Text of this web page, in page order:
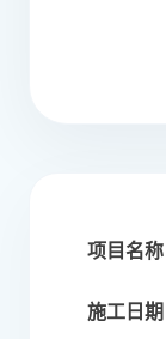
项目名称
施工日期